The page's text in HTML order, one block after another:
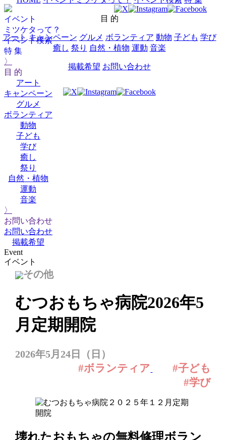
イベント
ミツケタって？
イベント検索
特 集
〉
目 的
アート
キャンペーン
グルメ
ボランティア
動物
子ども
学び
癒し
祭り
自然・植物
運動
音楽
〉
お問い合わせ
お問い合わせ
掲載希望
目 的
アート キャンペーン グルメ ボランティア 動物 子ども 学び
癒し 祭り 自然・植物 運動 音楽
掲載希望 お問い合わせ
Event
イベント
その他
むつおもちゃ病院2026年5
月定期開院
2026年5月24日（日）
#ボランティア
#子ども
#学び
壊れたおもちゃの無料修理ボラン